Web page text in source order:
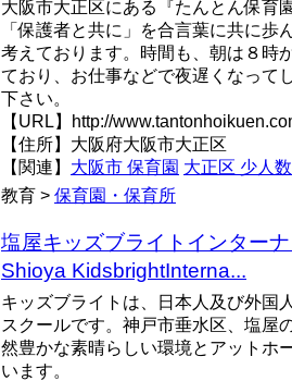
大阪市大正区にある『たんとん保育
「保護者と共に」を合言葉に共に歩
考えております。時間も、朝は８時
ており、お仕事などで夜遅くなって
下さい。
【URL】http://
【住所】大阪府大阪市大正区
【関連】 大阪市 保育園 大正区 少人
教育 > 保育園・保育所
塩屋キッズブライトインター
Shioya KidsbrightInterna...
キッズブライトは、日本人及び外国
スクールです。神戸市垂水区、塩屋
然豊かな素晴らしい環境とアットホ
います。